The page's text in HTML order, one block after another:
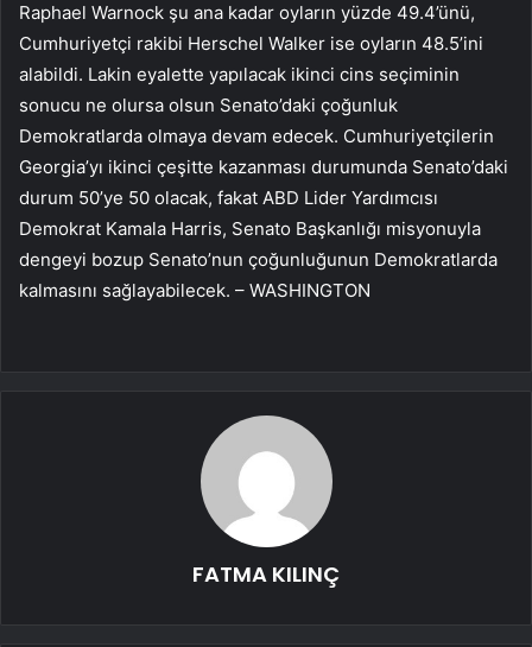
Raphael Warnock şu ana kadar oyların yüzde 49.4’ünü,
Cumhuriyetçi rakibi Herschel Walker ise oyların 48.5’ini
alabildi. Lakin eyalette yapılacak ikinci cins seçiminin
sonucu ne olursa olsun Senato’daki çoğunluk
Demokratlarda olmaya devam edecek. Cumhuriyetçilerin
Georgia’yı ikinci çeşitte kazanması durumunda Senato’daki
durum 50’ye 50 olacak, fakat ABD Lider Yardımcısı
Demokrat Kamala Harris, Senato Başkanlığı misyonuyla
dengeyi bozup Senato’nun çoğunluğunun Demokratlarda
kalmasını sağlayabilecek. – WASHINGTON
FATMA KILINÇ